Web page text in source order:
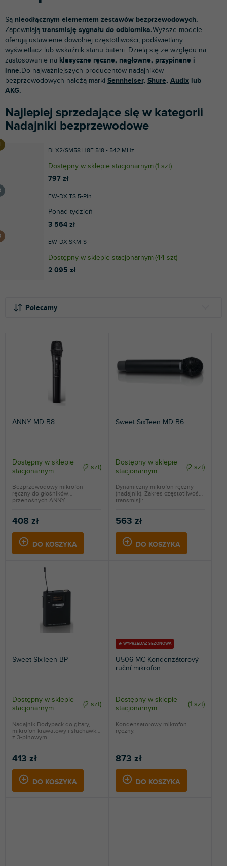
Są nieodłącznym elementem zestawów bezprzewodowych.
Zapewniają transmisję sygnału do odbiornika.Wyższe modele
oferują ustawienie dowolnej częstotliwości, podświetlany
wyświetlacz lub wskaźnik stanu baterii. Dzielą się ze względu na
zastosowanie na klasyczne ręczne, nagłowne, przypinane i
inne.Do najważniejszych producentów nadajników
bezprzewodowych należą marki Sennheiser, Shure, Audix lub
AKG.
Najlepiej sprzedające się w kategorii
Nadajniki bezprzewodowe
BLX2/SM58 H8E 518 - 542 MHz
Dostępny w sklepie stacjonarnym(1 szt)
797 zł
EW-DX TS 5-Pin
Ponad tydzień
3 564 zł
EW-DX SKM-S
Dostępny w sklepie stacjonarnym(44 szt)
2 095 zł
Polecamy
NAJCZĘŚCIEJ SPRZEDAWANE
ANNY MD B8
Dostępny w sklepie
stacjonarnym
(2 szt)
408 zł
DO KOSZYKA
Bezprzewodowy mikrofon
ręczny do głośników
przenośnych ANNY.
Sweet SixTeen MD B6
Dostępny w sklepie
stacjonarnym
(2 szt)
563 zł
DO KOSZYKA
Dynamiczny mikrofon ręczny
(nadajnik). Zakres częstotliwości
transmisji:...
Sweet SixTeen BP
Dostępny w sklepie
stacjonarnym
(2 szt)
413 zł
DO KOSZYKA
Nadajnik Bodypack do gitary,
mikrofon krawatowy i słuchawki
z 3-pinowym...
🔥 WYPRZEDAŻ SEZONOWA
U506 MC Kondenzátorový
ruční mikrofon
Dostępny w sklepie
stacjonarnym
(1 szt)
873 zł
DO KOSZYKA
Kondensatorowy mikrofon
ręczny.